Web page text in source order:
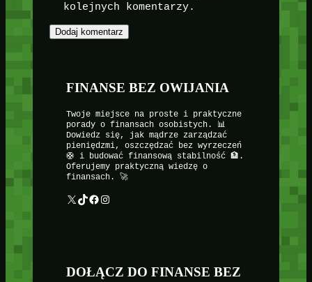
kolejnych komentarzy.
FINANSE BEZ OWIJANIA
Twoje miejsce na proste i praktyczne
porady o finansach osobistych. 📊
Dowiedz się, jak mądrze zarządzać
pieniędzmi, oszczędzać bez wyrzeczeń
🛟 i budować finansową stabilność 🏦.
Oferujemy praktyczną wiedzę o
finansach. 🚀
X TikTok Facebook Instagram
DOŁĄCZ DO FINANSE BEZ